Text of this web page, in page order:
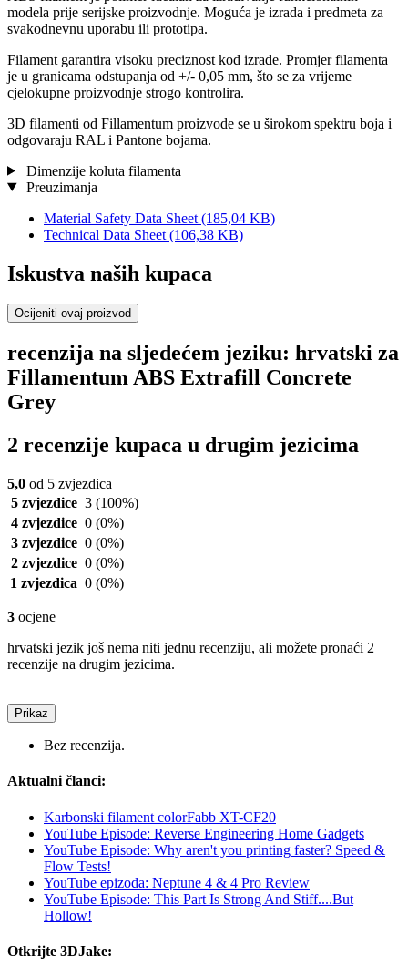
modela prije serijske proizvodnje. Moguća je izrada i predmeta za
svakodnevnu uporabu ili prototipa.
Filament garantira visoku preciznost kod izrade. Promjer filamenta
je u granicama odstupanja od +/- 0,05 mm, što se za vrijeme
cjelokupne proizvodnje strogo kontrolira.
3D filamenti od Fillamentum proizvode se u širokom spektru boja i
odgovaraju RAL i Pantone bojama.
Dimenzije koluta filamenta
Preuzimanja
Material Safety Data Sheet (185,04 KB)
Technical Data Sheet (106,38 KB)
Iskustva naših kupaca
Ocijeniti ovaj proizvod
recenzija na sljedećem jeziku: hrvatski za
Fillamentum ABS Extrafill Concrete
Grey
2 recenzije kupaca u drugim jezicima
5,0 od 5 zvjezdica
5 zvjezdice 3 (100%)
4 zvjezdice 0 (0%)
3 zvjezdice 0 (0%)
2 zvjezdice 0 (0%)
1 zvjezdica 0 (0%)
3 ocjene
hrvatski jezik još nema niti jednu recenziju, ali možete pronaći 2
recenzije na drugim jezicima.
Prikaz
Bez recenzija.
Aktualni članci:
Karbonski filament colorFabb XT-CF20
YouTube Episode: Reverse Engineering Home Gadgets
YouTube Episode: Why aren't you printing faster? Speed &
Flow Tests!
YouTube epizoda: Neptune 4 & 4 Pro Review
YouTube Episode: This Part Is Strong And Stiff....But
Hollow!
Otkrijte 3DJake: